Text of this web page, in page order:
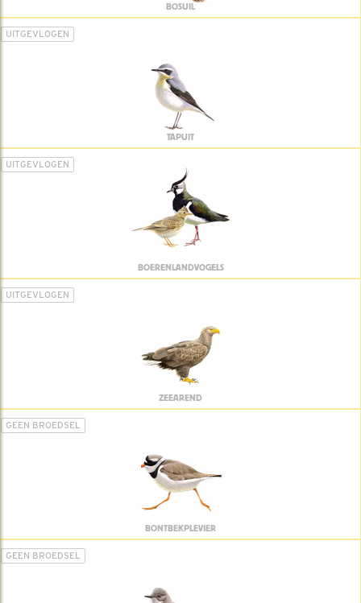
BOSUIL
UITGEVLOGEN
TAPUIT
UITGEVLOGEN
BOERENLANDVOGELS
UITGEVLOGEN
ZEEAREND
GEEN BROEDSEL
BONTBEKPLEVIER
GEEN BROEDSEL